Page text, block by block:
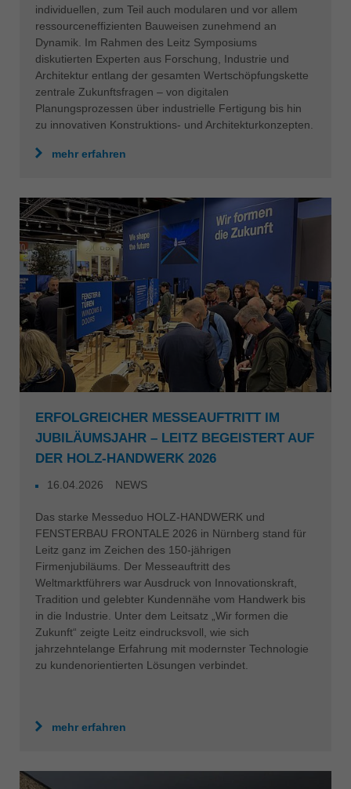
individuellen, zum Teil auch modularen und vor allem
ressourceneffizienten Bauweisen zunehmend an
Dynamik. Im Rahmen des Leitz Symposiums
diskutierten Experten aus Forschung, Industrie und
Architektur entlang der gesamten Wertschöpfungskette
zentrale Zukunftsfragen – von digitalen
Planungsprozessen über industrielle Fertigung bis hin
zu innovativen Konstruktions- und Architekturkonzepten.
mehr erfahren
ERFOLGREICHER MESSEAUFTRITT IM
JUBILÄUMSJAHR – LEITZ BEGEISTERT AUF
DER HOLZ-HANDWERK 2026
16.04.2026 NEWS
Das starke Messeduo HOLZ-HANDWERK und
FENSTERBAU FRONTALE 2026 in Nürnberg stand für
Leitz ganz im Zeichen des 150-jährigen
Firmenjubiläums. Der Messeauftritt des
Weltmarktführers war Ausdruck von Innovationskraft,
Tradition und gelebter Kundennähe vom Handwerk bis
in die Industrie. Unter dem Leitsatz „Wir formen die
Zukunft“ zeigte Leitz eindrucksvoll, wie sich
jahrzehntelange Erfahrung mit modernster Technologie
zu kundenorientierten Lösungen verbindet.
mehr erfahren